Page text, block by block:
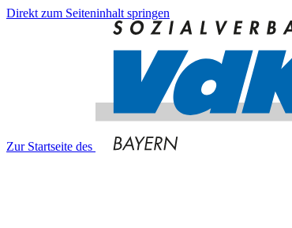
Direkt zum Seiteninhalt springen
Zur Startseite des